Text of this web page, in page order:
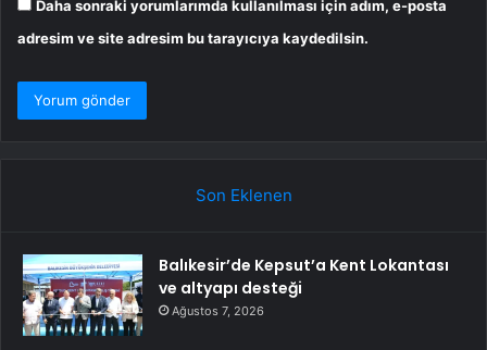
Daha sonraki yorumlarımda kullanılması için adım, e-posta
adresim ve site adresim bu tarayıcıya kaydedilsin.
Son Eklenen
Balıkesir’de Kepsut’a Kent Lokantası
ve altyapı desteği
Ağustos 7, 2026